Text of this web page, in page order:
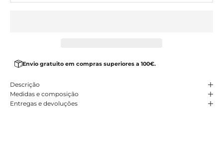
Envio gratuito em compras superiores a 100€.
Descrição
Medidas e composição
Entregas e devoluções